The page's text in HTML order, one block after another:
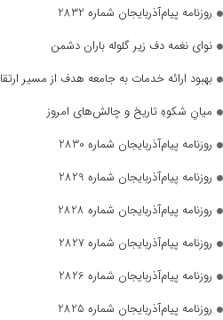
روزنامه پیام‌آذربایجان شماره 2832
نوای نغمه دف زیر گلوله باران دشمن
بهبود ارائه خدمات به جامعه هدف از مسیر
میانِ شکوهِ تاریخ و چالش‌های امروز
روزنامه پیام‌آذربایجان شماره 2830
روزنامه پیام‌آذربایجان شماره 2829
روزنامه پیام‌آذربایجان شماره 2828
روزنامه پیام‌آذربایجان شماره 2827
روزنامه پیام‌آذربایجان شماره 2826
روزنامه پیام‌آذربایجان شماره 2825